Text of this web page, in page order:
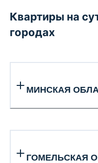
Квартиры на
городах
МИНСКАЯ
ГОМЕЛЬСКАЯ